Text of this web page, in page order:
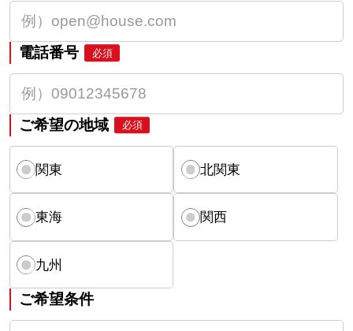
電話番号 必須
ご希望の地域 必須
関東 北関東
東海 関西
九州
ご希望条件